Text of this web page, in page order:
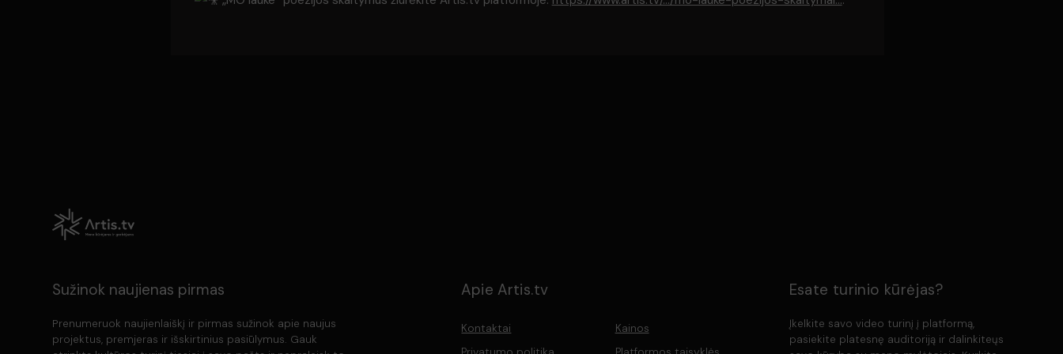
Sužinok naujienas pirmas
Prenumeruok naujienlaiškį ir pirmas sužinok apie naujus
projektus, premjeras ir išskirtinius pasiūlymus. Gauk
Apie Artis.tv
Kontaktai
Kainos
Esate turinio kūrėjas?
Įkelkite savo video turinį į platformą,
pasiekite platesnę auditoriją ir dalinkiteųs